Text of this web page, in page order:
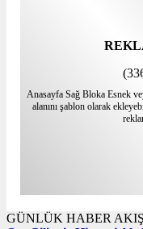
Anasayfa Sağ Bloka Esnek
alanını şablon olarak
GÜNLÜK HABER